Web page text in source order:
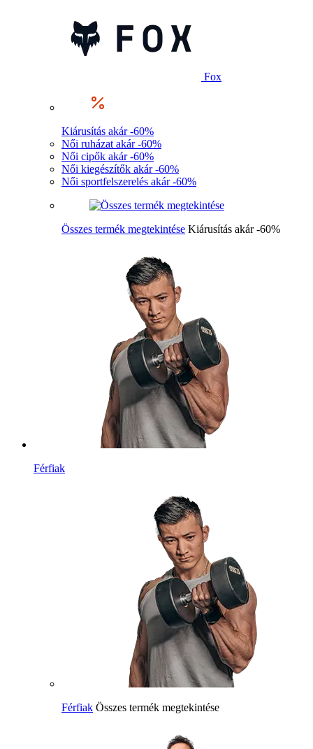
Fox
Kiárusítás akár -60%
Női ruházat akár -60%
Női cipők akár -60%
Női kiegészítők akár -60%
Női sportfelszerelés akár -60%
Összes termék megtekintése Kiárusítás akár -60%
Férfiak
Férfiak Összes termék megtekintése